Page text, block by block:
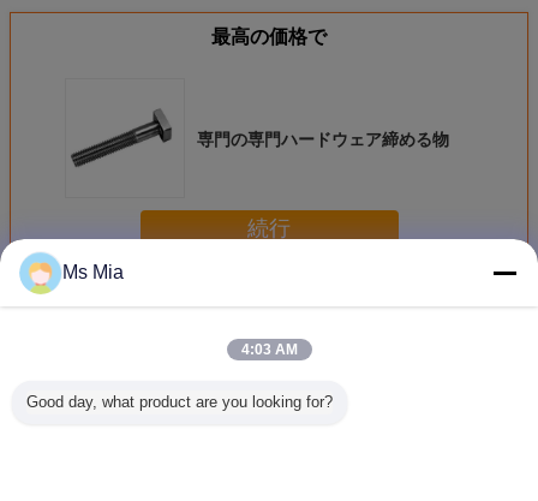
最高の価格で
専門の専門ハードウェア締める物
続行
多く専門ハードウェア締める物
Ms Mia
4:03 AM
Good day, what product are you looking for?